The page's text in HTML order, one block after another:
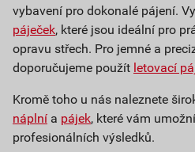
vybavení pro dokonalé pájení.
páječek, které jsou ideální pro
opravu střech. Pro jemné a
doporučujeme použít letovací
Kromě toho u nás naleznete
náplní a pájek, které vám
profesionálních výsledků.